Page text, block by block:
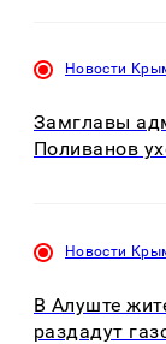
Новости
Замглавы
Поливанов
Новости
В Алуште
раздадут